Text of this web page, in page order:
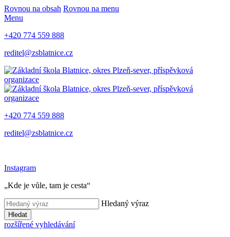
Rovnou na obsah Rovnou na menu
Menu
+420 774 559 888
reditel@zsblatnice.cz
+420 774 559 888
reditel@zsblatnice.cz
Instagram
„Kde je vůle, tam je cesta“
Hledaný výraz
Hledat
rozšířené vyhledávání